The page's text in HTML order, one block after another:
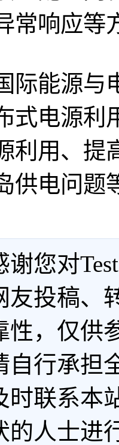
常响应等
能源与
式电源利
利用、提
供电问题
谢您对
友投稿、
性，仅供
自行承担
时联系本
的人士进